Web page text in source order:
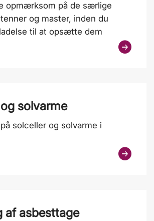
opmærksom på de særlige
og master, inden du
til at opsætte dem
solvarme
solceller og solvarme i
af asbesttage